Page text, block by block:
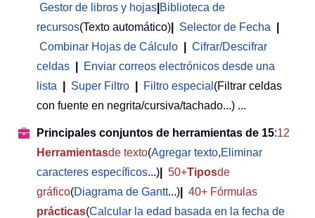
Gestor de libros y hojas Biblioteca de
recursos(Texto automático) Selector de Fecha
Combinar Hojas de Cálculo
Cifrar/Descifrar
celdas
Enviar correos electrónicos desde una
lista
Super Filtro Filtro especial (Filtrar celdas
con fuente en negrita/cursiva/tachado...) ...
Principales conjuntos de herramientas de 15:12
Herramientasde texto(Agregar texto,Eliminar
caracteres específicos...) 50+Tiposde
gráfico(Diagrama de Gantt...)
40+ Fórmulas
prácticas(Calcular la edad basada en la fecha de